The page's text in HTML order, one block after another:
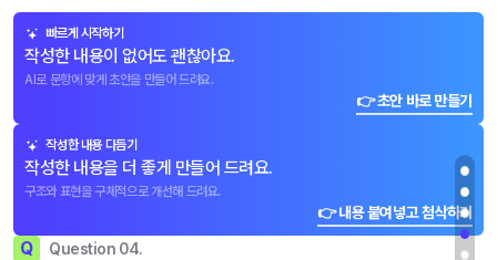
빠르게 시작하기
작성한 내용이 없어도 괜찮아요.
AI로 문항에 맞게 초안을 만들어 드려요.
👉 초안 바로 만들기
작성한 내용 다듬기
작성한 내용을 더 좋게 만들어 드려요.
구조와 표현을 구체적으로 개선해 드려요.
👉 내용 붙여넣고 첨삭하기
Q Question 04.